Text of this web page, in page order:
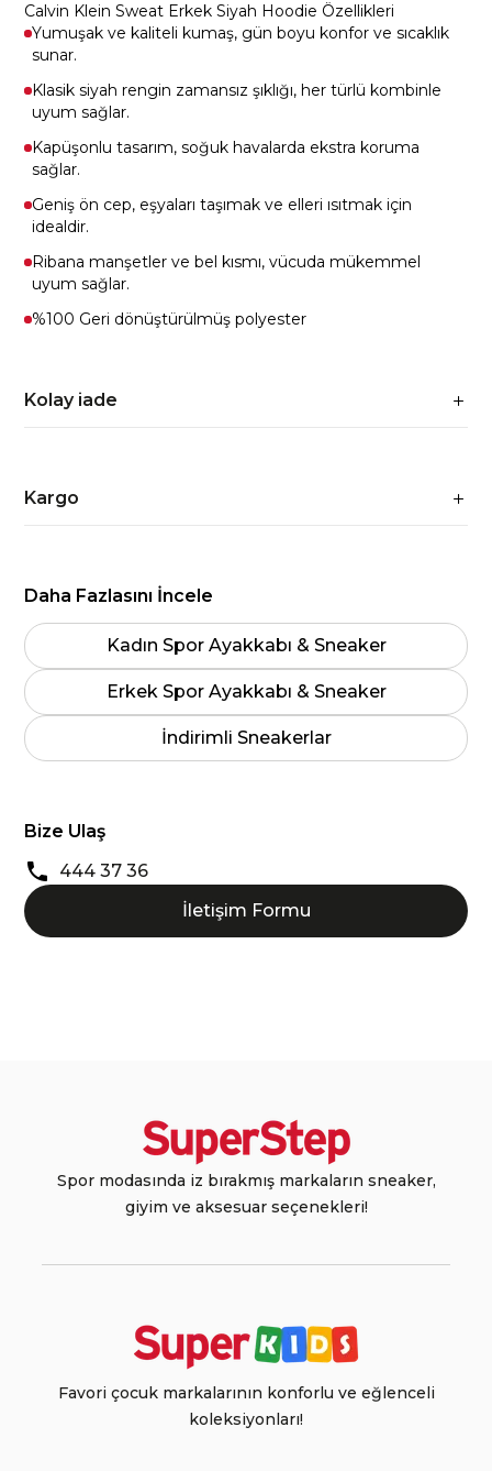
Calvin Klein Sweat Erkek Siyah Hoodie Özellikleri
Yumuşak ve kaliteli kumaş, gün boyu konfor ve sıcaklık
sunar.
Klasik siyah rengin zamansız şıklığı, her türlü kombinle
uyum sağlar.
Kapüşonlu tasarım, soğuk havalarda ekstra koruma
sağlar.
Geniş ön cep, eşyaları taşımak ve elleri ısıtmak için
idealdir.
Ribana manşetler ve bel kısmı, vücuda mükemmel
uyum sağlar.
%100 Geri dönüştürülmüş polyester
Kolay iade
Kargo
Daha Fazlasını İncele
Kadın Spor Ayakkabı & Sneaker
Erkek Spor Ayakkabı & Sneaker
İndirimli Sneakerlar
Bize Ulaş
444 37 36
İletişim Formu
Spor modasında iz bırakmış markaların sneaker,
giyim ve aksesuar seçenekleri!
Favori çocuk markalarının konforlu ve eğlenceli
koleksiyonları!